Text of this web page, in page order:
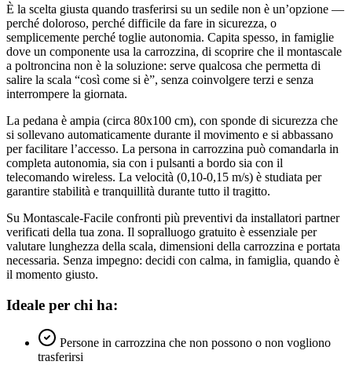
È la scelta giusta quando trasferirsi su un sedile non è un’opzione —
perché doloroso, perché difficile da fare in sicurezza, o
semplicemente perché toglie autonomia. Capita spesso, in famiglie
dove un componente usa la carrozzina, di scoprire che il montascale
a poltroncina non è la soluzione: serve qualcosa che permetta di
salire la scala “così come si è”, senza coinvolgere terzi e senza
interrompere la giornata.
La pedana è ampia (circa 80x100 cm), con sponde di sicurezza che
si sollevano automaticamente durante il movimento e si abbassano
per facilitare l’accesso. La persona in carrozzina può comandarla in
completa autonomia, sia con i pulsanti a bordo sia con il
telecomando wireless. La velocità (0,10-0,15 m/s) è studiata per
garantire stabilità e tranquillità durante tutto il tragitto.
Su Montascale-Facile confronti più preventivi da installatori partner
verificati della tua zona. Il sopralluogo gratuito è essenziale per
valutare lunghezza della scala, dimensioni della carrozzina e portata
necessaria. Senza impegno: decidi con calma, in famiglia, quando è
il momento giusto.
Ideale per chi ha:
Persone in carrozzina che non possono o non vogliono
trasferirsi